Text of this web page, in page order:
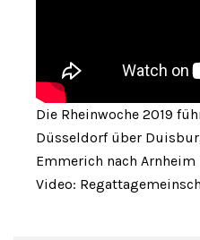
Die Rheinwoche 2019
Düsseldorf über
Emmerich nach
Video: